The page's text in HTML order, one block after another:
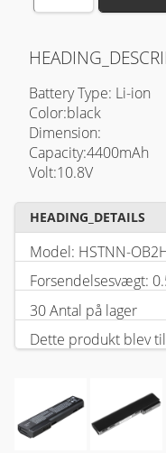
Battery Type: Li-ion
Color:black
Dimension:
Capacity:4400mAh
Volt:10.8V
HEADING_DETAILS
Model: HSTNN-
Forsendelsesvægt:
30 Antal på lager